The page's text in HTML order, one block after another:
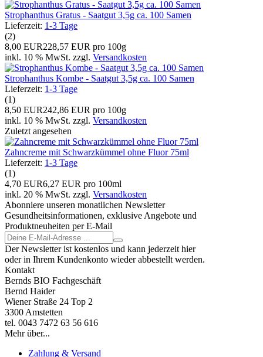
Strophanthus Gratus - Saatgut 3,5g ca. 100 Samen
Lieferzeit: 1-3 Tage
(2)
8,00 EUR228,57 EUR pro 100g
inkl. 10 % MwSt. zzgl. Versandkosten
Strophanthus Kombe - Saatgut 3,5g ca. 100 Samen
Lieferzeit: 1-3 Tage
(1)
8,50 EUR242,86 EUR pro 100g
inkl. 10 % MwSt. zzgl. Versandkosten
Zuletzt angesehen
Zahncreme mit Schwarzkümmel ohne Fluor 75ml
Lieferzeit: 1-3 Tage
(1)
4,70 EUR6,27 EUR pro 100ml
inkl. 20 % MwSt. zzgl. Versandkosten
Abonniere unseren monatlichen Newsletter
Gesundheitsinformationen, exklusive Angebote und
Produktneuheiten per E-Mail
Der Newsletter ist kostenlos und kann jederzeit hier
oder in Ihrem Kundenkonto wieder abbestellt werden.
Kontakt
Bernds BIO Fachgeschäft
Bernd Haider
Wiener Straße 24 Top 2
3300 Amstetten
tel. 0043 7472 63 56 616
Mehr über...
Zahlung & Versand